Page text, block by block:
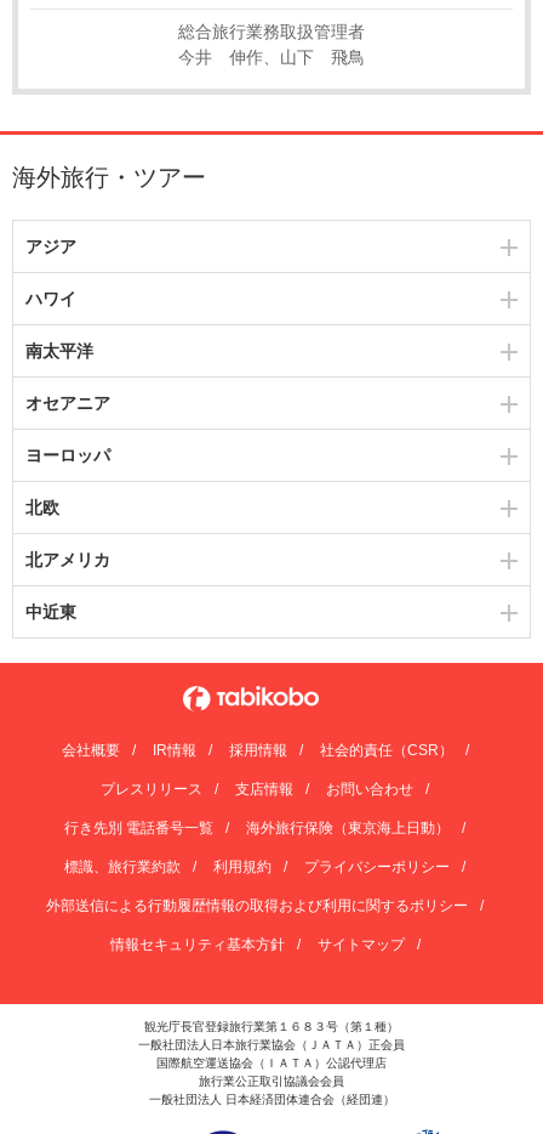
総合旅行業務取扱管理者
今井 伸作、山下 飛鳥
海外旅行・ツアー
アジア
ハワイ
南太平洋
オセアニア
ヨーロッパ
北欧
北アメリカ
中近東
会社概要 IR情報 採用情報 社会的責任（CSR）
プレスリリース 支店情報 お問い合わせ
行き先別 電話番号一覧 海外旅行保険（東京海上日動）
標識、旅行業約款 利用規約 プライバシーポリシー
外部送信による行動履歴情報の取得および利用に関するポリシー
情報セキュリティ基本方針 サイトマップ
観光庁長官登録旅行業第１６８３号（第１種）
一般社団法人日本旅行業協会（ＪＡＴＡ）正会員
国際航空運送協会（ＩＡＴＡ）公認代理店
旅行業公正取引協議会会員
一般社団法人 日本経済団体連合会（経団連）